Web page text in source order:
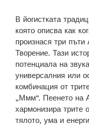
В йогистката
която описва как
произнася три
Творение. Тази
потенциала на
универсалния или
комбинация от
„Ммм“. Пеенето на
хармонизира трите
тялото, ума и